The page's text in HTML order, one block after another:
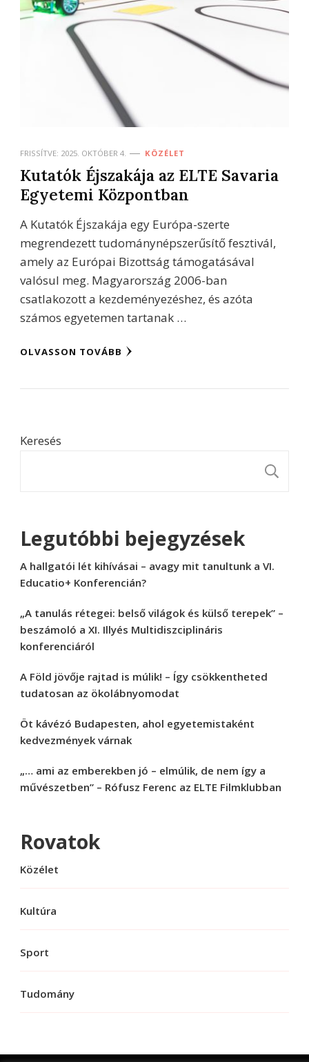
FRISSÍTVE: 2025. OKTÓBER 4. KÖZÉLET
Kutatók Éjszakája az ELTE Savaria
Egyetemi Központban
A Kutatók Éjszakája egy Európa-szerte
megrendezett tudománynépszerűsítő fesztivál,
amely az Európai Bizottság támogatásával
valósul meg. Magyarország 2006-ban
csatlakozott a kezdeményezéshez, és azóta
számos egyetemen tartanak …
OLVASSON TOVÁBB
Keresés
Legutóbbi bejegyzések
A hallgatói lét kihívásai – avagy mit tanultunk a VI.
Educatio+ Konferencián?
„A tanulás rétegei: belső világok és külső terepek” –
beszámoló a XI. Illyés Multidiszciplináris
konferenciáról
A Föld jövője rajtad is múlik! – Így csökkentheted
tudatosan az ökolábnyomodat
Öt kávézó Budapesten, ahol egyetemistaként
kedvezmények várnak
„… ami az emberekben jó – elmúlik, de nem így a
művészetben” – Rófusz Ferenc az ELTE Filmklubban
Rovatok
Közélet
Kultúra
Sport
Tudomány